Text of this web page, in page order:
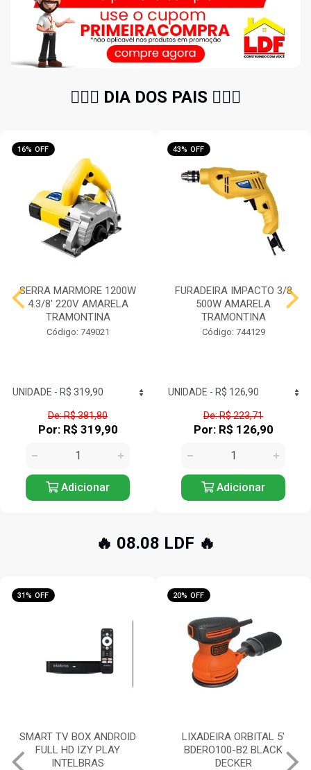
🧔🏻‍♂️ DIA DOS PAIS 🧔🏻‍♂️
16% OFF
SERRA MARMORE 1200W
4.3/8' 220V AMARELA
TRAMONTINA
Código: 749021
De: R$ 381,80
Por: R$ 319,90
Adicionar
43% OFF
FURADEIRA IMPACTO 3/8
500W AMARELA
TRAMONTINA
Código: 744129
De: R$ 223,71
Por: R$ 126,90
Adicionar
🔥 08.08 LDF 🔥
20% OFF
LIXADEIRA ORBITAL 5'
BDERO100-B2 BLACK
DECKER
10% OFF
POLITRIZ 7' 9' 1250W
DWP849XB2 DEWALT